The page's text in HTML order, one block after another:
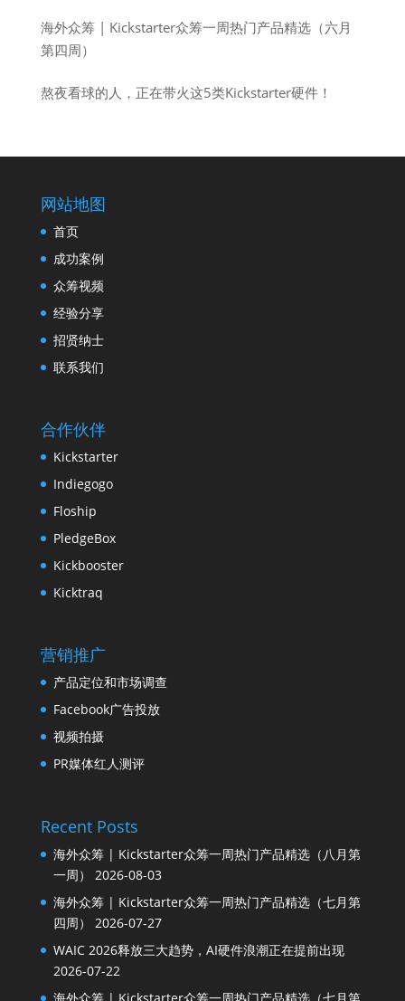
海外众筹 | Kickstarter众筹一周热门产品精选（六月
第四周）
熬夜看球的人，正在带火这5类Kickstarter硬件！
网站地图
首页
成功案例
众筹视频
经验分享
招贤纳士
联系我们
合作伙伴
Kickstarter
Indiegogo
Floship
PledgeBox
Kickbooster
Kicktraq
营销推广
产品定位和市场调查
Facebook广告投放
视频拍摄
PR媒体红人测评
Recent Posts
海外众筹 | Kickstarter众筹一周热门产品精选（八月第
一周）
2026-08-03
海外众筹 | Kickstarter众筹一周热门产品精选（七月第
四周）
2026-07-27
WAIC 2026释放三大趋势，AI硬件浪潮正在提前出现
2026-07-22
海外众筹 | Kickstarter众筹一周热门产品精选（七月第